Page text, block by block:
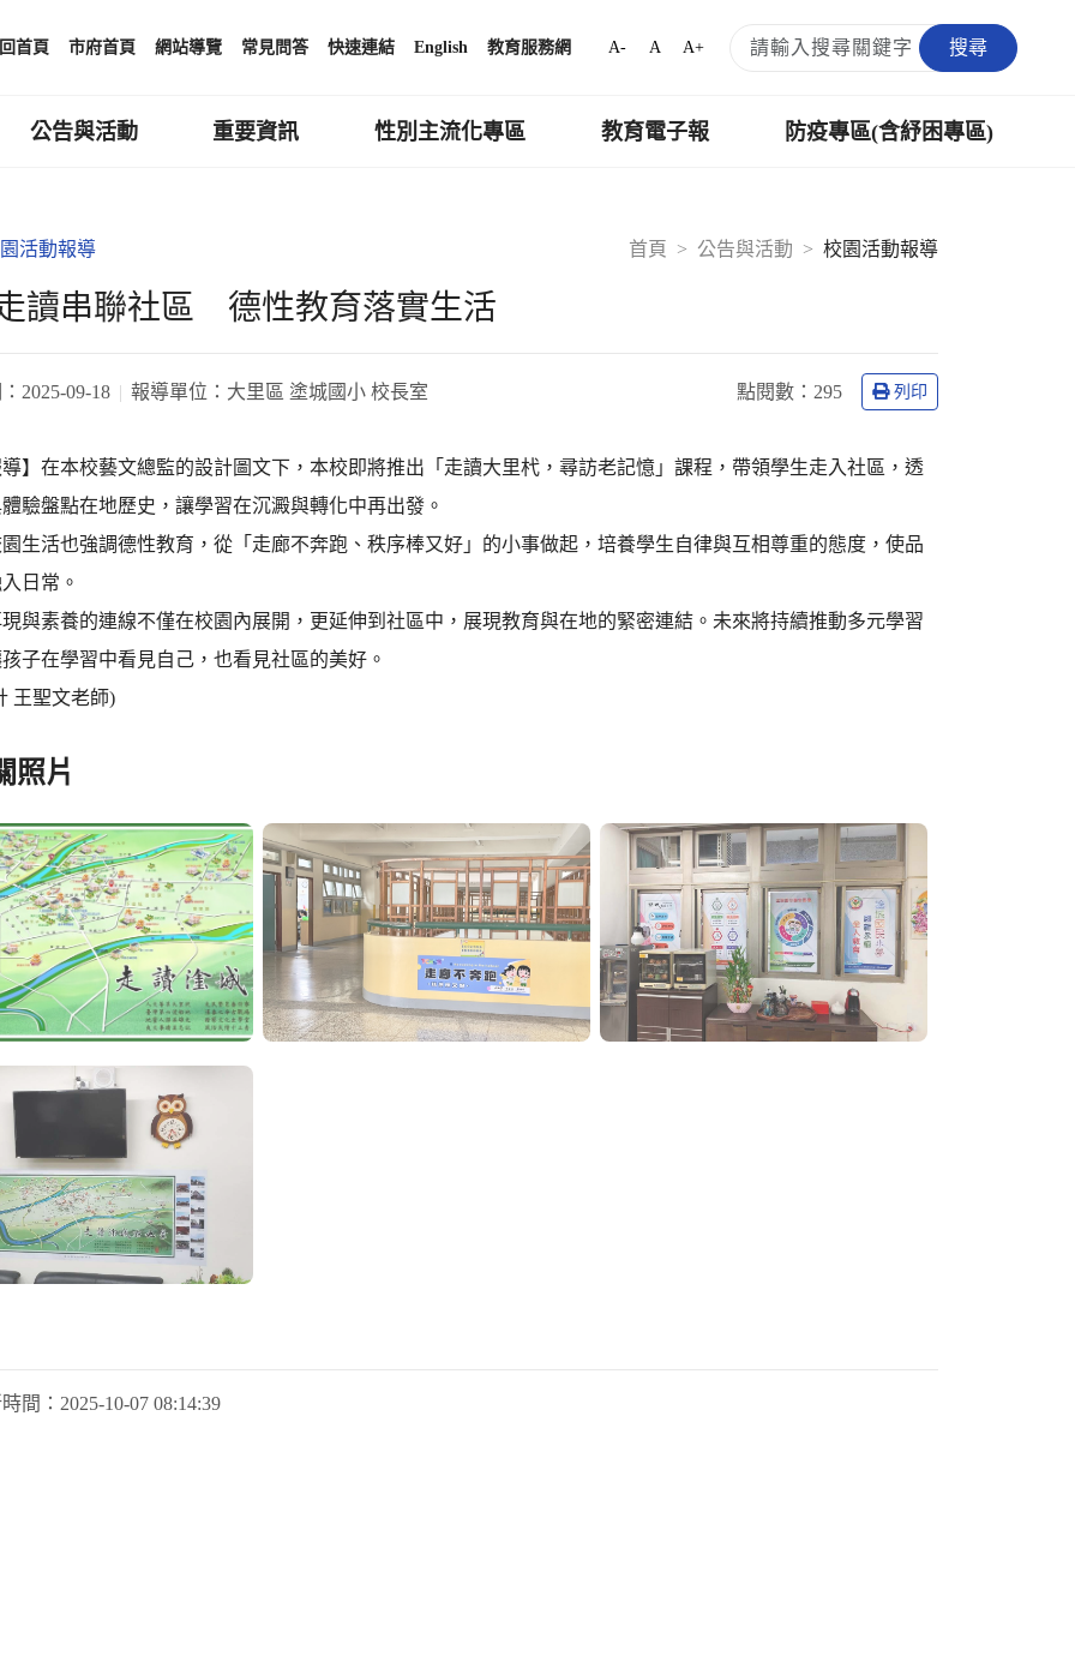
回首頁 市府首頁 網站導覽 常見問答 快速連結 English 教育服務網 A- A A+ 搜尋
公告與活動 重要資訊 性別主流化專區 教育電子報 防疫專區(含紓困專區)
首頁 公告與活動 校園活動報導
活動報導
讀串聯社區 德性教育落實生活
2025-09-18 報導單位： 大里區 塗城國小 校長室 點閱數： 295 列印
】在本校藝文總監的設計圖文下，本校即將推出「走讀大里杙，尋訪老記憶」課程，帶領學生走入社區，透
驗盤點在地歷史，讓學習在沉澱與轉化中再出發。
生活也強調德性教育，從「走廊不奔跑、秩序棒又好」的小事做起，培養學生自律與互相尊重的態度，使品
日常。
與素養的連線不僅在校園內展開，更延伸到社區中，展現教育與在地的緊密連結。未來將持續推動多元學習
子在學習中看見自己，也看見社區的美好。
王聖文老師)
照片
間： 2025-10-07 08:14:39